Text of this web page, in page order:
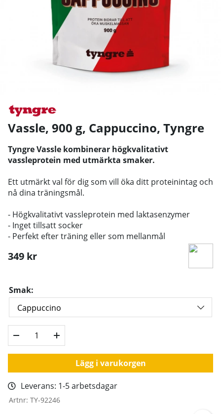
Vassle, 900 g, Cappuccino, Tyngre
Tyngre Vassle kombinerar högkvalitativt
vassleprotein med utmärkta smaker.
Ett utmärkt val för dig som vill öka ditt proteinintag och
nå dina träningsmål.
- Högkvalitativt vassleprotein med laktasenzymer
- Inget tillsatt socker
- Perfekt efter träning eller som mellanmål
349 kr
Smak:
Lägg i varukorgen
Leverans: 1-5 arbetsdagar
Artnr: TY-92246